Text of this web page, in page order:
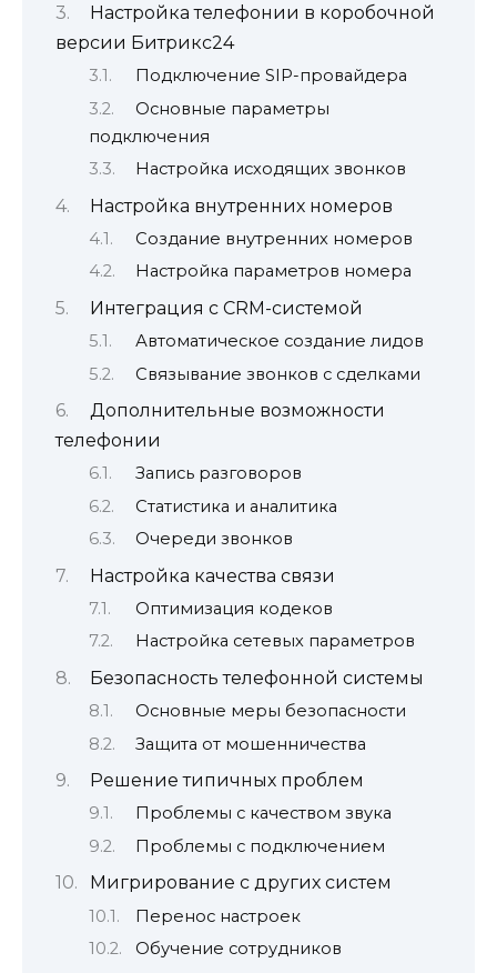
Настройка телефонии в коробочной
версии Битрикс24
Подключение SIP-провайдера
Основные параметры
подключения
Настройка исходящих звонков
Настройка внутренних номеров
Создание внутренних номеров
Настройка параметров номера
Интеграция с CRM-системой
Автоматическое создание лидов
Связывание звонков с сделками
Дополнительные возможности
телефонии
Запись разговоров
Статистика и аналитика
Очереди звонков
Настройка качества связи
Оптимизация кодеков
Настройка сетевых параметров
Безопасность телефонной системы
Основные меры безопасности
Защита от мошенничества
Решение типичных проблем
Проблемы с качеством звука
Проблемы с подключением
Мигрирование с других систем
Перенос настроек
Обучение сотрудников